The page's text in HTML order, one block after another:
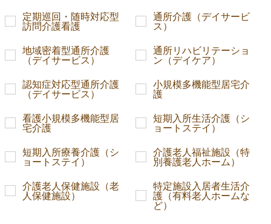
定期巡回・随時対応型
訪問介護看護
通所介護（デイサービ
ス）
地域密着型通所介護
（デイサービス）
通所リハビリテーショ
ン（デイケア）
認知症対応型通所介護
（デイサービス）
小規模多機能型居宅介
護
看護小規模多機能型居
宅介護
短期入所生活介護（シ
ョートステイ）
短期入所療養介護（シ
ョートステイ）
介護老人福祉施設（特
別養護老人ホーム）
介護老人保健施設（老
人保健施設）
特定施設入居者生活介
護（有料老人ホームな
ど）